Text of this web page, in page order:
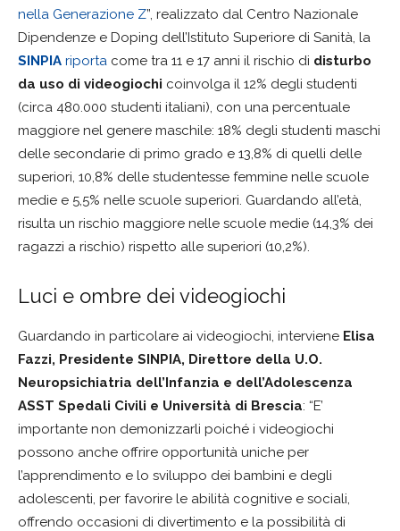
nella Generazione Z”, realizzato dal Centro Nazionale
Dipendenze e Doping dell’Istituto Superiore di Sanità, la
SINPIA riporta come tra 11 e 17 anni il rischio di disturbo
da uso di videogiochi coinvolga il 12% degli studenti
(circa 480.000 studenti italiani), con una percentuale
maggiore nel genere maschile: 18% degli studenti maschi
delle secondarie di primo grado e 13,8% di quelli delle
superiori, 10,8% delle studentesse femmine nelle scuole
medie e 5,5% nelle scuole superiori. Guardando all’età,
risulta un rischio maggiore nelle scuole medie (14,3% dei
ragazzi a rischio) rispetto alle superiori (10,2%).
Luci e ombre dei videogiochi
Guardando in particolare ai videogiochi, interviene Elisa
Fazzi, Presidente SINPIA, Direttore della U.O.
Neuropsichiatria dell’Infanzia e dell’Adolescenza
ASST Spedali Civili e Università di Brescia: “E’
importante non demonizzarli poiché i videogiochi
possono anche offrire opportunità uniche per
l’apprendimento e lo sviluppo dei bambini e degli
adolescenti, per favorire le abilità cognitive e sociali,
offrendo occasioni di divertimento e la possibilità di